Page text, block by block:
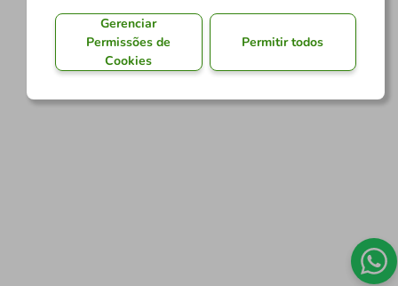
Gerenciar
Permissões de
Cookies
Permitir todos